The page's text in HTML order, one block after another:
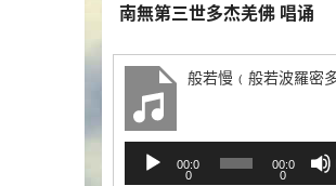
南無第三世多杰羌佛 唱诵
般若慢﹙般若波羅密
00:0
0
00:0
0